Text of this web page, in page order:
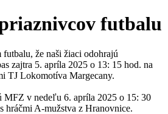
futbalu
že naši žiaci odohrajú
zajtra 5. apríla 2025 o 13: 15 hod. na
TJ Lokomotíva Margecany.
MFZ v nedeľu 6. apríla 2025 o 15: 30
hráčmi A-mužstva z Hranovnice.